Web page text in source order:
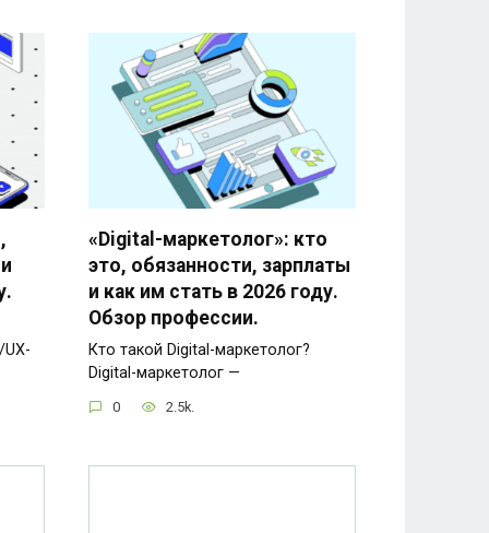
«Digital-маркетолог»: кто
это, обязанности, зарплаты
и как им стать в 2026 году.
Обзор профессии.
Кто такой Digital-маркетолог?
Digital-маркетолог —
0 2.5k.